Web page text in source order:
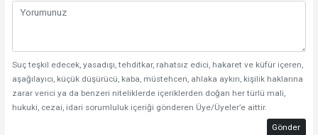
Suç teşkil edecek, yasadışı, tehditkar, rahatsız edici, hakaret ve küfür içeren,
aşağılayıcı, küçük düşürücü, kaba, müstehcen, ahlaka aykırı, kişilik haklarına
zarar verici ya da benzeri niteliklerde içeriklerden doğan her türlü mali,
hukuki, cezai, idari sorumluluk içeriği gönderen Üye/Üyeler’e aittir.
Gönder